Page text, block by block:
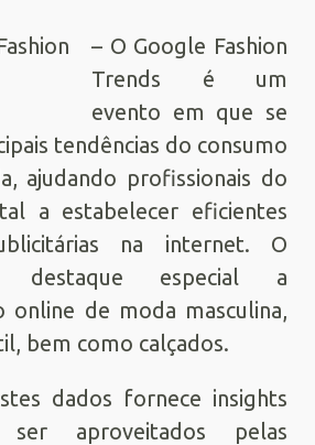
– O Google Fashion
Trends é um
evento em que se
tendências do consumo
ajudando profissionais do
a estabelecer eficientes
na internet. O
destaque especial a
online de moda masculina,
bem como calçados.
dados fornece insights
aproveitados pelas